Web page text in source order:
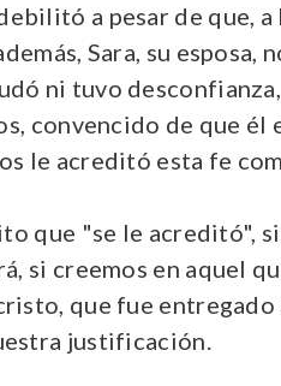
a pesar de que, a
Sara, su esposa,
ni tuvo
convencido de que él
le acreditó esta fe
que "se le acreditó",
si creemos en aquel
que fue
justificación.